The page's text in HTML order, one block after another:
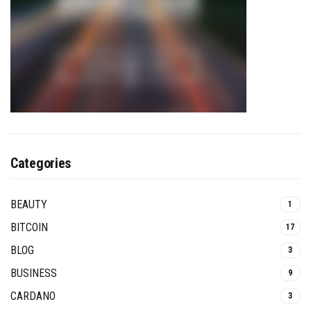
Categories
BEAUTY 1
BITCOIN 17
BLOG 3
BUSINESS 9
CARDANO 3